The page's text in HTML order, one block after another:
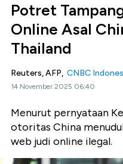
Potret
Online Asal
Thailand
Reuters, AFP, CNBC
14 November 2025 06:40
Menurut pernyataan
otoritas China
web judi online ilegal.